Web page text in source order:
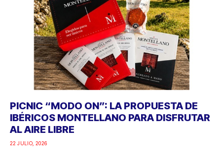
PICNIC “MODO ON”: LA PROPUESTA DE
IBÉRICOS MONTELLANO PARA DISFRUTAR
AL AIRE LIBRE
22 JULIO, 2026